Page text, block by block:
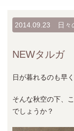
2014.09.23 日々
NEWタルガ
日が暮れるのも早
そんな秋空の下、
でしょうか？